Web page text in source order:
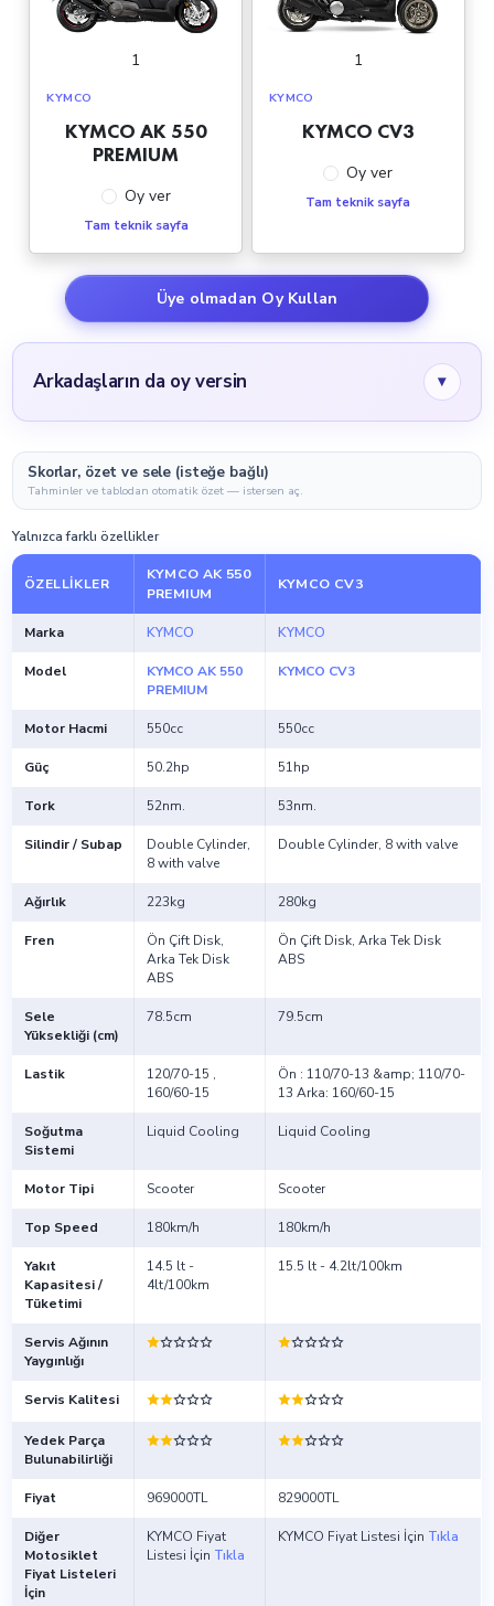
1
KYMCO
KYMCO AK 550
PREMIUM
Oy ver
Tam teknik sayfa
1
KYMCO
KYMCO CV3
Oy ver
Tam teknik sayfa
Üye olmadan Oy Kullan
Arkadaşların da oy versin ▾
Skorlar, özet ve sele (isteğe bağlı)
Tahminler ve tablodan otomatik özet — istersen aç.
Yalnızca farklı özellikler
ÖZELLIKLER
KYMCO AK 550
PREMIUM
KYMCO CV3
Marka KYMCO KYMCO
Model
KYMCO AK 550
PREMIUM
KYMCO CV3
Motor Hacmi 550cc 550cc
Güç 50.2hp 51hp
Tork 52nm. 53nm.
Silindir / Subap
Double Cylinder,
8 with valve
Double Cylinder, 8 with valve
Ağırlık 223kg 280kg
Fren
Ön Çift Disk,
Arka Tek Disk
ABS
Ön Çift Disk, Arka Tek Disk
ABS
Sele
Yüksekliği (cm)
78.5cm 79.5cm
Lastik
120/70-15 ,
160/60-15
Ön : 110/70-13 &amp; 110/70-
13 Arka: 160/60-15
Soğutma
Sistemi
Liquid Cooling Liquid Cooling
Motor Tipi Scooter Scooter
Top Speed 180km/h 180km/h
Yakıt
Kapasitesi /
Tüketimi
14.5 lt -
4lt/100km
15.5 lt - 4.2lt/100km
Servis Ağının
Yaygınlığı
Servis Kalitesi
Yedek Parça
Bulunabilirliği
Fiyat 969000TL 829000TL
Diğer
Motosiklet
Fiyat Listeleri
İçin
KYMCO Fiyat
Listesi İçin Tıkla
KYMCO Fiyat Listesi İçin Tıkla